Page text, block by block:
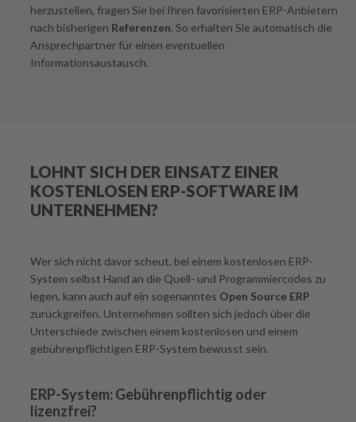
herzustellen, fragen Sie bei Ihren favorisierten ERP-Anbietern
nach bisherigen Referenzen. So erhalten Sie automatisch die
Ansprechpartner für einen eventuellen
Informationsaustausch.
LOHNT SICH DER EINSATZ EINER
KOSTENLOSEN ERP-SOFTWARE IM
UNTERNEHMEN?
Wer sich nicht davor scheut, bei einem kostenlosen ERP-
System selbst Hand an die Quell- und Programmiercodes zu
legen, kann auch auf ein sogenanntes Open Source ERP
zurückgreifen. Unternehmen sollten sich jedoch über die
Unterschiede zwischen einem kostenlosen und einem
gebührenpflichtigen ERP-System bewusst sein.
ERP-System: Gebührenpflichtig oder
lizenzfrei?